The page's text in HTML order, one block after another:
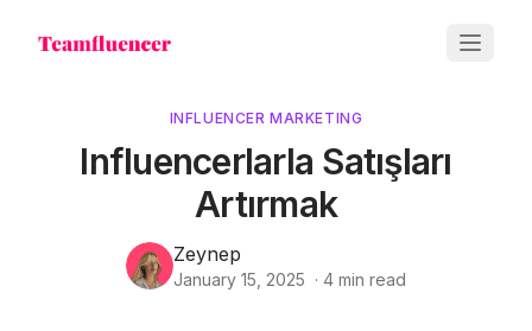
INFLUENCER MARKETING
Influencerlarla Satışları
Artırmak
Zeynep
January 15, 2025 · 4 min read